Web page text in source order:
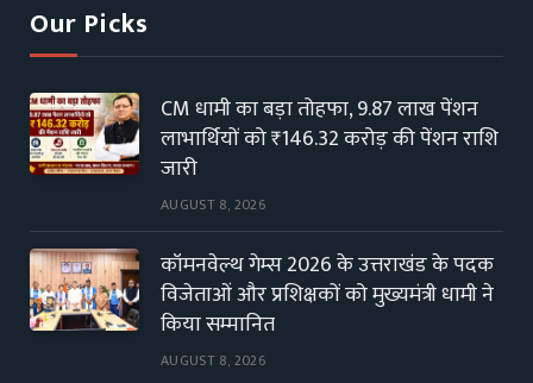
Our Picks
CM धामी का बड़ा तोहफा, 9.87 लाख पेंशन
लाभार्थियों को ₹146.32 करोड़ की पेंशन राशि
जारी
AUGUST 8, 2026
कॉमनवेल्थ गेम्स 2026 के उत्तराखंड के पदक
विजेताओं और प्रशिक्षकों को मुख्यमंत्री धामी ने
किया सम्मानित
AUGUST 8, 2026